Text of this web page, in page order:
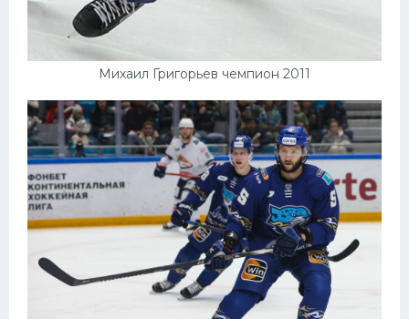
Михаил Григорьев чемпион 2011